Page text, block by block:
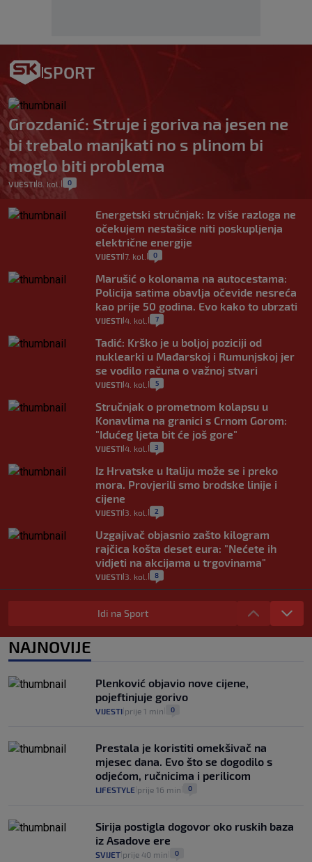
SPORT
Grozdanić: Struje i goriva na jesen ne
bi trebalo manjkati no s plinom bi
moglo biti problema
VIJESTI 8. kol. 0
Energetski stručnjak: Iz više razloga ne
očekujem nestašice niti poskupljenja
električne energije
VIJESTI 7. kol. 0
Marušić o kolonama na autocestama:
Policija satima obavlja očevide nesreća
kao prije 50 godina. Evo kako to ubrzati
VIJESTI 4. kol. 7
Tadić: Krško je u boljoj poziciji od
nuklearki u Mađarskoj i Rumunjskoj jer
se vodilo računa o važnoj stvari
VIJESTI 4. kol. 5
Stručnjak o prometnom kolapsu u
Konavlima na granici s Crnom Gorom:
"Idućeg ljeta bit će još gore"
VIJESTI 4. kol. 3
Iz Hrvatske u Italiju može se i preko
mora. Provjerili smo brodske linije i
cijene
VIJESTI 3. kol. 2
Uzgajivač objasnio zašto kilogram
rajčica košta deset eura: "Nećete ih
vidjeti na akcijama u trgovinama"
VIJESTI 3. kol. 8
Selidba je jedno od stresnijih iskustava.
Evo aktualnih cijena i nekoliko savjeta
0
automobilom na Hvar iz Zagreba, a
koliko iz Osijeka
VIJESTI 2. kol. 14
Idi na Sport
NAJNOVIJE
Plenković objavio nove cijene,
pojeftinjuje gorivo
VIJESTI prije 1 min 0
Prestala je koristiti omekšivač na
mjesec dana. Evo što se dogodilo s
odjećom, ručnicima i perilicom
LIFESTYLE prije 16 min 0
Sirija postigla dogovor oko ruskih baza
iz Asadove ere
SVIJET prije 40 min 0